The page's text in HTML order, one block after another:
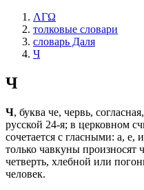
ΛΓΩ
толковые словари
словарь Даля
Ч
Ч
Ч, буква че, червь,
русской 24-я; в церковном
сочетается с гласными: а,
только чавкуны
четверть, хлебной или
человек.